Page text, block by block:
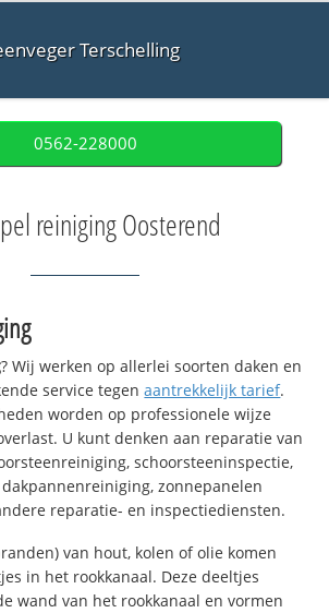
Terschelling
0562-228000
reiniging Oosterend
? Wij werken op allerlei soorten daken en
service tegenaantrekkelijk tarief.
worden op professionele wijze
U kunt denken aan reparatie van
schoorsteeninspectie,
zonnepanelen
reparatie- en inspectiediensten.
van hout, kolen of olie komen
in het rookkanaal. Deze deeltjes
wand van het rookkanaal en vormen